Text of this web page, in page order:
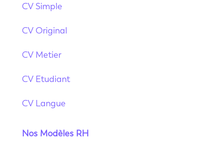
CV Simple
CV Original
CV Metier
CV Etudiant
CV Langue
Nos Modèles RH